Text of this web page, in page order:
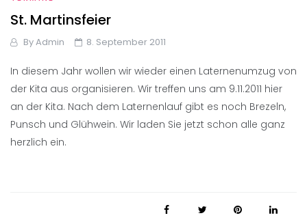
St. Martinsfeier
ByAdmin 8. September 2011
In diesem Jahr wollen wir wieder einen Laternenumzug von
der Kita aus organisieren. Wir treffen uns am 9.11.2011 hier
an der Kita. Nach dem Laternenlauf gibt es noch Brezeln,
Punsch und Glühwein. Wir laden Sie jetzt schon alle ganz
herzlich ein.